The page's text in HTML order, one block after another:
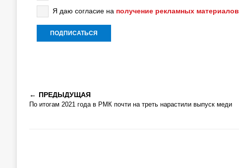
Я даю согласие на получение рекламных материалов
ПРЕДЫДУЩАЯ
По итогам 2021 года в РМК почти на треть нарастили выпуск меди